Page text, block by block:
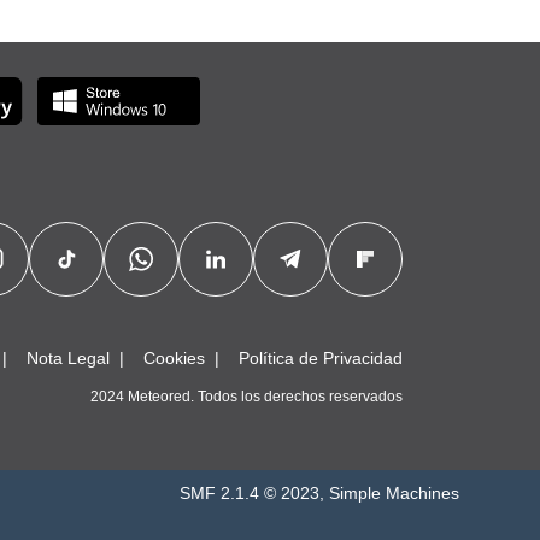
Nota Legal Cookies Política de Privacidad
2024 Meteored. Todos los derechos reservados
SMF 2.1.4 © 2023, Simple Machines